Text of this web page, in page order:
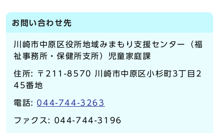
お問い合わせ先
川崎市中原区役所地域みまもり支援センター（福
祉事務所・保健所支所）児童家庭課
住所: 〒211-8570 川崎市中原区小杉町3丁目2
45番地
電話: 044-744-3263
ファクス: 044-744-3196